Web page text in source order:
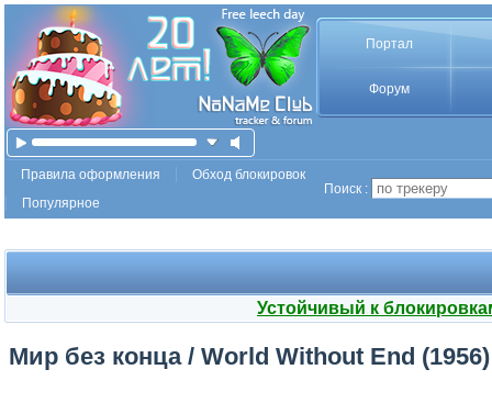
Портал
Форум
Правила оформления
Обход блокировок
Популярное
Поиск :
Устойчивый к
Мир без конца / World Without End